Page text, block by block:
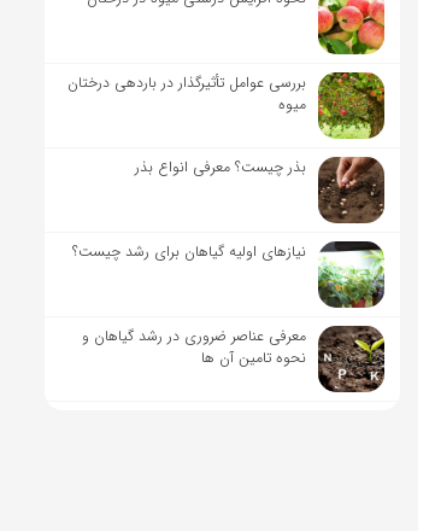
بررسی عوامل تأثیرگذار در باردهی درختان
میوه
بذر چیست؟ معرفی انواع بذر
نیاز‌های اولیه گیاهان برای رشد چیست؟
معرفی عناصر ضروری در رشد گیاهان و
نحوه تامین آن ها